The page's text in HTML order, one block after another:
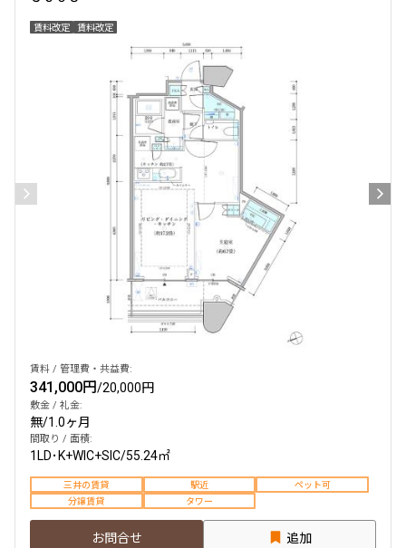
賃料改定 賃料改定
賃料 / 管理費・共益費:
341,000円/20,000円
敷金 / 礼金:
無/1.0ヶ月
間取り / 面積:
1LD･K+WIC+SIC/55.24㎡
三井の賃貸 駅近
ペット可
分譲賃貸
タワー
お問合せ 追加